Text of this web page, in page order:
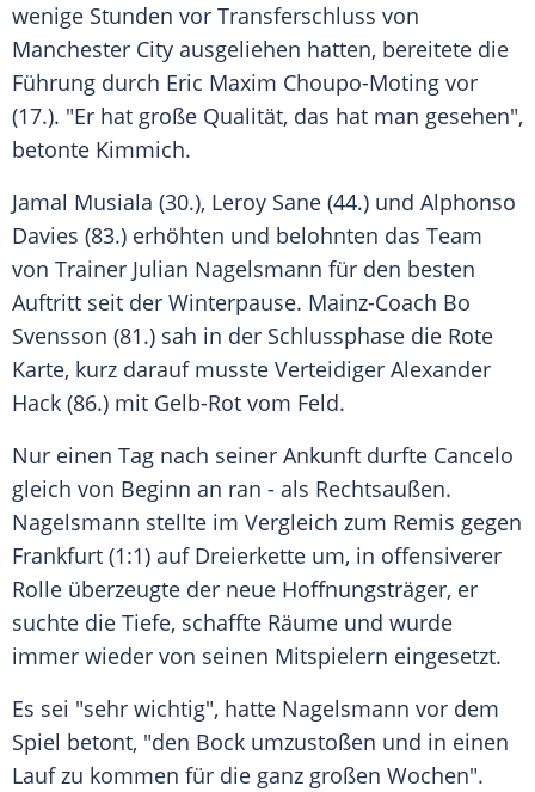
wenige Stunden vor Transferschluss von
Manchester City ausgeliehen hatten, bereitete die
Führung durch Eric Maxim Choupo-Moting vor
(17.). "Er hat große Qualität, das hat man gesehen",
betonte Kimmich.
Jamal Musiala (30.), Leroy Sane (44.) und Alphonso
Davies (83.) erhöhten und belohnten das Team
von Trainer Julian Nagelsmann für den besten
Auftritt seit der Winterpause. Mainz-Coach Bo
Svensson (81.) sah in der Schlussphase die Rote
Karte, kurz darauf musste Verteidiger Alexander
Hack (86.) mit Gelb-Rot vom Feld.
Nur einen Tag nach seiner Ankunft durfte Cancelo
gleich von Beginn an ran - als Rechtsaußen.
Nagelsmann stellte im Vergleich zum Remis gegen
Frankfurt (1:1) auf Dreierkette um, in offensiverer
Rolle überzeugte der neue Hoffnungsträger, er
suchte die Tiefe, schaffte Räume und wurde
immer wieder von seinen Mitspielern eingesetzt.
Es sei "sehr wichtig", hatte Nagelsmann vor dem
Spiel betont, "den Bock umzustoßen und in einen
Lauf zu kommen für die ganz großen Wochen".